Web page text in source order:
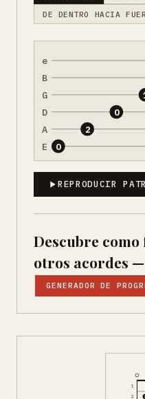
DE DENTRO HACIA
e
B
G
D
A
E 0
2
0
REPRODUCIR
Descubre
otros acordes —
GENERADOR DE